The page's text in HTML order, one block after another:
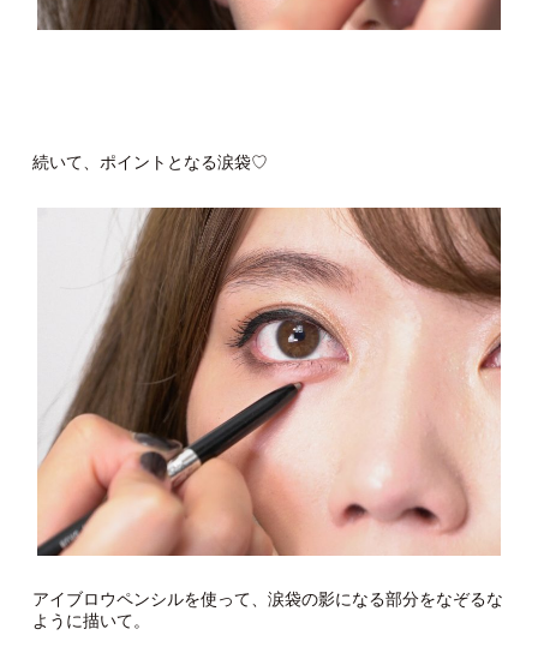
続いて、ポイントとなる涙袋♡
アイブロウペンシルを使って、涙袋の影になる部分をなぞるな
ように描いて。